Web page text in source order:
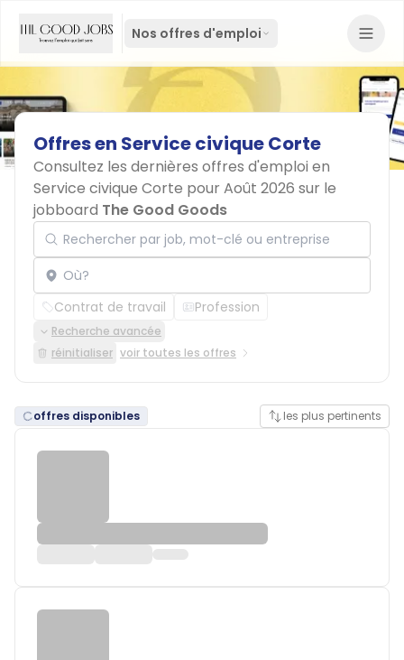
Nos offres d'emploi
Offresen ServiceciviqueCorte
Consultez les dernières offres d'emploi en
Service civique Corte pour Août 2026 sur le
jobboard The Good Goods
Rechercher par job, mot-clé ou entreprise
Localisation
Contrat de travail Profession
Recherche avancée
réinitialiser voir toutes les offres
offres disponibles les plus pertinents